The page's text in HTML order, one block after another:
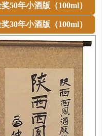
50年小酒版（100ml）
30年小酒版（100ml）